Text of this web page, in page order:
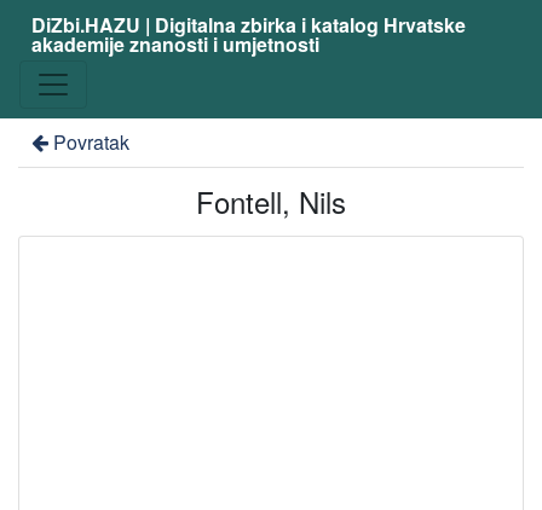
DiZbi.HAZU | Digitalna zbirka i katalog Hrvatske
akademije znanosti i umjetnosti
Povratak
Fontell, Nils